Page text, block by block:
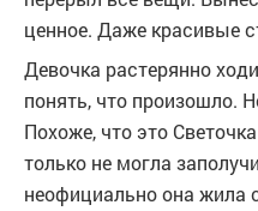
ценное. Даже красивые
Девочка растерянно
понять, что произошло.
Похоже, что это
только не могла
неофициально она жила